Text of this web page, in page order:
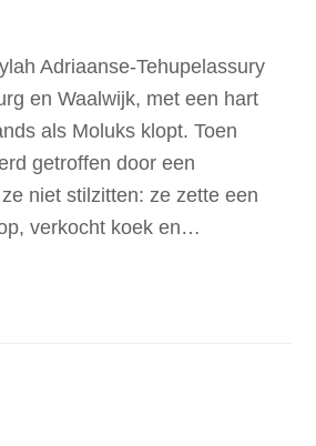
Adriaanse-Tehupelassury
en Waalwijk, met een hart
als Moluks klopt. Toen
getroffen door een
niet stilzitten: ze zette een
verkocht koek en…